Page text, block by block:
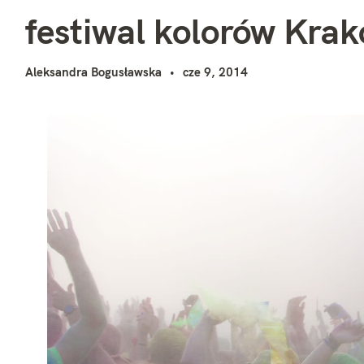
festiwal kolorów
Aleksandra Bogusławska cze 9, 2014